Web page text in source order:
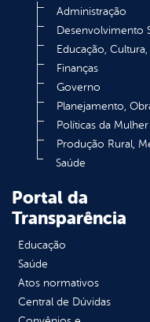
Administração
Desenvolvimento
Educação,
Finanças
Governo
Planejamento,
Políticas da Mulher
Produção Rural,
Saúde
Portal da
Transparência
Educação
Saúde
Atos normativos
Central de Dúvidas